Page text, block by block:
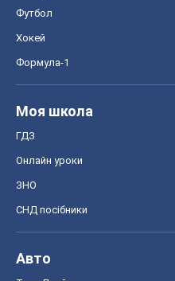
Футбол
Хокей
Формула-1
Моя школа
ГДЗ
Онлайн уроки
ЗНО
СНД посібники
Авто